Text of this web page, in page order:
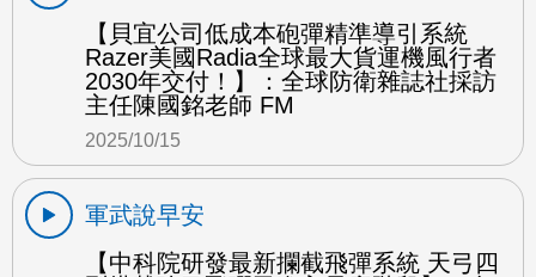
【貝宜公司低成本砲彈精準導引系統
Razer美國Radia全球最大貨運機風行者
2030年交付！】：全球防衛雜誌社採訪
主任陳國銘老師 FM
2025/10/15
軍武說早安
【中科院研發最新攔截飛彈系統 天弓四